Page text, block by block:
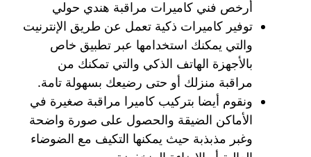
أرخص فني كاميرات مراقبة هندي حولي
توفير كاميرات ذكية تعمل عن طريق الإنترنيت
والتي يمكنك استخدامها عبر تطبيق خاص
بالأجهزة الهاتف الذكي والتي تمكنك من
مراقبة منزلك أو حتى رضيعك بسهولة تامة.
ونقوم أيضا بتركيب كاميرا مراقبة صغيرة في
الأماكن الضيقة والحصول على صورة واضحة
وغبر مذبذبة حيث يمكنها التكيف مع الضوضاء